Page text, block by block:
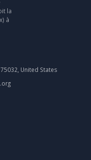
la
à
United States